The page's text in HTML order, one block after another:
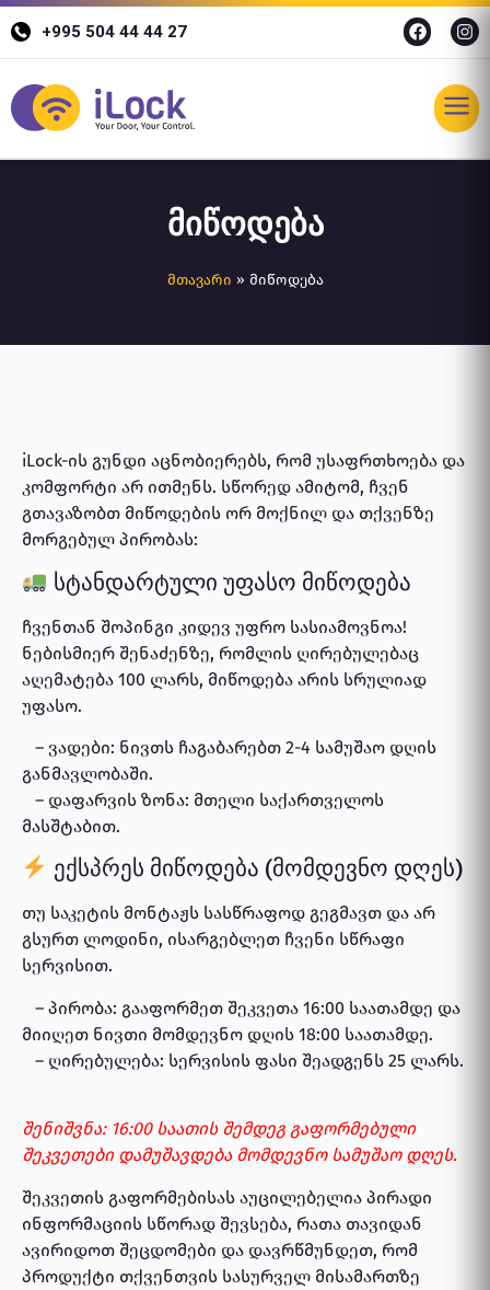
+995 504 44 44 27
მიწოდება
მთავარი » მიწოდება
iLock-ის გუნდი აცნობიერებს, რომ უსაფრთხოება და
კომფორტი არ ითმენს. სწორედ ამიტომ, ჩვენ
გთავაზობთ მიწოდების ორ მოქნილ და თქვენზე
მორგებულ პირობას:
სტანდარტული უფასო მიწოდება
ჩვენთან შოპინგი კიდევ უფრო სასიამოვნოა!
ნებისმიერ შენაძენზე, რომლის ღირებულებაც
აღემატება 100 ლარს, მიწოდება არის სრულიად
უფასო.
– ვადები: ნივთს ჩაგაბარებთ 2-4 სამუშაო დღის
განმავლობაში.
– დაფარვის ზონა: მთელი საქართველოს
მასშტაბით.
ექსპრეს მიწოდება (მომდევნო დღეს)
თუ საკეტის მონტაჟს სასწრაფოდ გეგმავთ და არ
გსურთ ლოდინი, ისარგებლეთ ჩვენი სწრაფი
სერვისით.
– პირობა: გააფორმეთ შეკვეთა 16:00 საათამდე და
მიიღეთ ნივთი მომდევნო დღის 18:00 საათამდე.
– ღირებულება: სერვისის ფასი შეადგენს 25 ლარს.
შენიშვნა: 16:00 საათის შემდეგ გაფორმებული
შეკვეთები დამუშავდება მომდევნო სამუშაო დღეს.
შეკვეთის გაფორმებისას აუცილებელია პირადი
ინფორმაციის სწორად შევსება, რათა თავიდან
ავირიდოთ შეცდომები და დავრწმუნდეთ, რომ
პროდუქტი თქვენთვის სასურველ მისამართზე